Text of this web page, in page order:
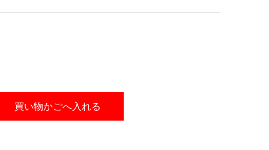
買い物かごへ入れる